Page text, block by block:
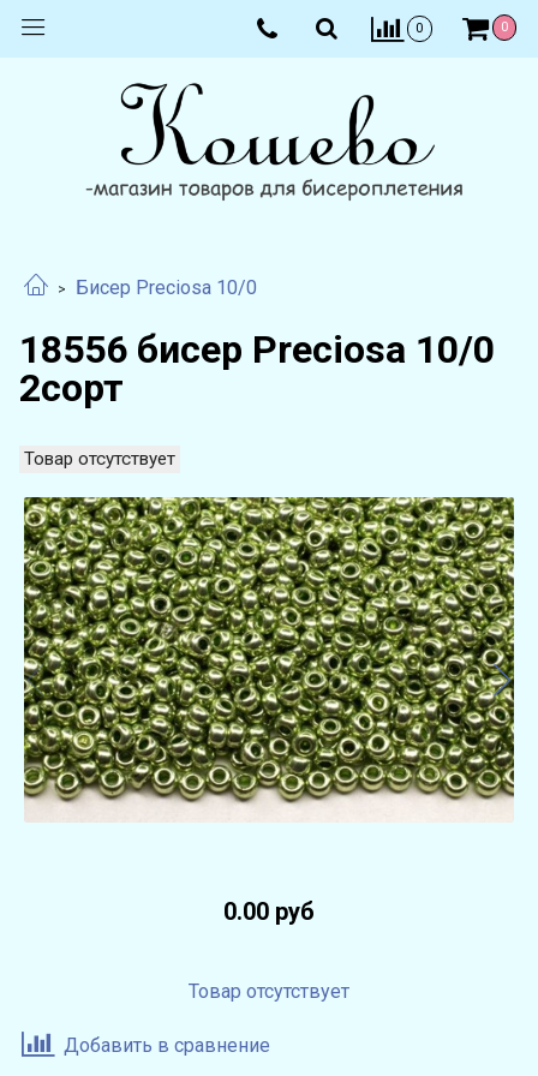
0 0
Бисер Preciosa 10/0
18556 бисер Preciosa 10/0
2сорт
Товар отсутствует
0.00 руб
Товар отсутствует
Добавить в сравнение